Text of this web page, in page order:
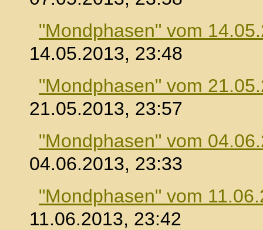
"Mondphasen" vom
14.05.2013, 23:48
"Mondphasen" vom
21.05.2013, 23:57
"Mondphasen" vom
04.06.2013, 23:33
"Mondphasen" vom
11.06.2013, 23:42